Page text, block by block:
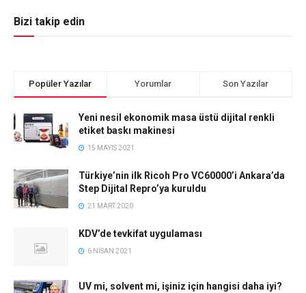
Bizi takip edin
Popüler Yazılar Yorumlar Son Yazılar
Yeni nesil ekonomik masa üstü dijital renkli
etiket baskı makinesi
15 MAYIS 2021
Türkiye’nin ilk Ricoh Pro VC60000’i Ankara’da
Step Dijital Repro’ya kuruldu
21 MART 2020
KDV’de tevkifat uygulaması
6 NISAN 2021
UV mi, solvent mi, işiniz için hangisi daha iyi?